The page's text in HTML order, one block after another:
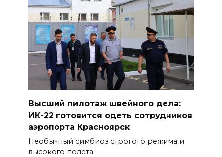
Высший пилотаж швейного дела:
ИК-22 готовится одеть сотрудников
аэропорта Красноярск
Необычный симбиоз строгого режима и
высокого полёта.